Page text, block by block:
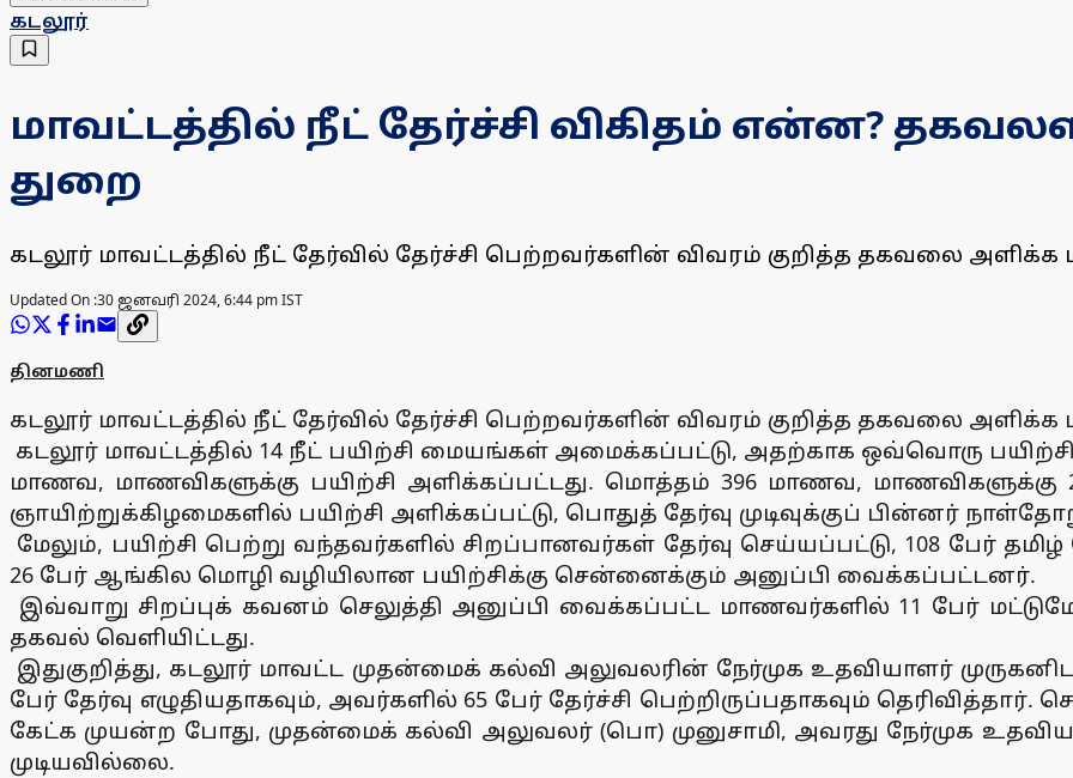
கடலூர்
மாவட்டத்தில் நீட் தேர்ச்சி விகிதம் என்ன?
துறை
கடலூர் மாவட்டத்தில் நீட் தேர்வில் தேர்ச்சி பெற்றவர்களின் விவரம் குறித்த தகவலை அளிக்க
Updated On :30 ஜனவரி 2024, 6:44 pm IST
தினமணி
கடலூர் மாவட்டத்தில் நீட் தேர்வில் தேர்ச்சி பெற்றவர்களின் விவரம் குறித்த தகவலை அளிக்க
கடலூர் மாவட்டத்தில் 14 நீட் பயிற்சி மையங்கள் அமைக்கப்பட்டு, அதற்காக ஒவ்வொரு
மாணவ, மாணவிகளுக்கு பயிற்சி அளிக்கப்பட்டது. மொத்தம் 396 மாணவ, மாணவிகளுக்கு
ஞாயிற்றுக்கிழமைகளில் பயிற்சி அளிக்கப்பட்டு, பொதுத் தேர்வு முடிவுக்குப் பின்னர்
மேலும், பயிற்சி பெற்று வந்தவர்களில் சிறப்பானவர்கள் தேர்வு செய்யப்பட்டு, 108 பேர் தமிழ்
26 பேர் ஆங்கில மொழி வழியிலான பயிற்சிக்கு சென்னைக்கும் அனுப்பி வைக்கப்பட்டனர்.
இவ்வாறு சிறப்புக் கவனம் செலுத்தி அனுப்பி வைக்கப்பட்ட மாணவர்களில் 11 பேர்
தகவல் வெளியிட்டது.
இதுகுறித்து, கடலூர் மாவட்ட முதன்மைக் கல்வி அலுவலரின் நேர்முக உதவியாளர்
பேர் தேர்வு எழுதியதாகவும், அவர்களில் 65 பேர் தேர்ச்சி பெற்றிருப்பதாகவும்
கேட்க முயன்ற போது, முதன்மைக் கல்வி அலுவலர் (பொ) முனுசாமி, அவரது நேர்முக
முடியவில்லை.